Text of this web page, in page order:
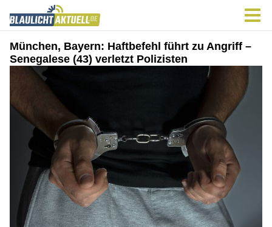
München, Bayern: Haftbefehl führt zu Angriff –
Senegalese (43) verletzt Polizisten